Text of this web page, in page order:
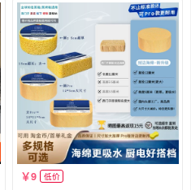
9 低价